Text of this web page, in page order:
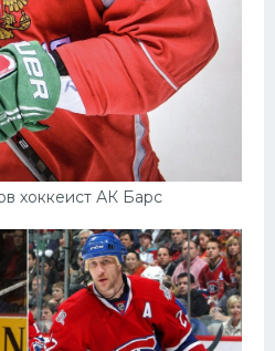
хоккеист АК Барс